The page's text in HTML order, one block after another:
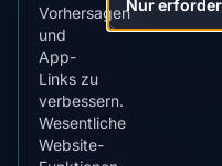
Toulouse
Südfranzösische Stadt
Nordlichtmöglichkeiten
AKTUELLER STATUS
Vorhersagen
und
App-
Links zu
verbessern.
Wesentliche
Website-
Nur